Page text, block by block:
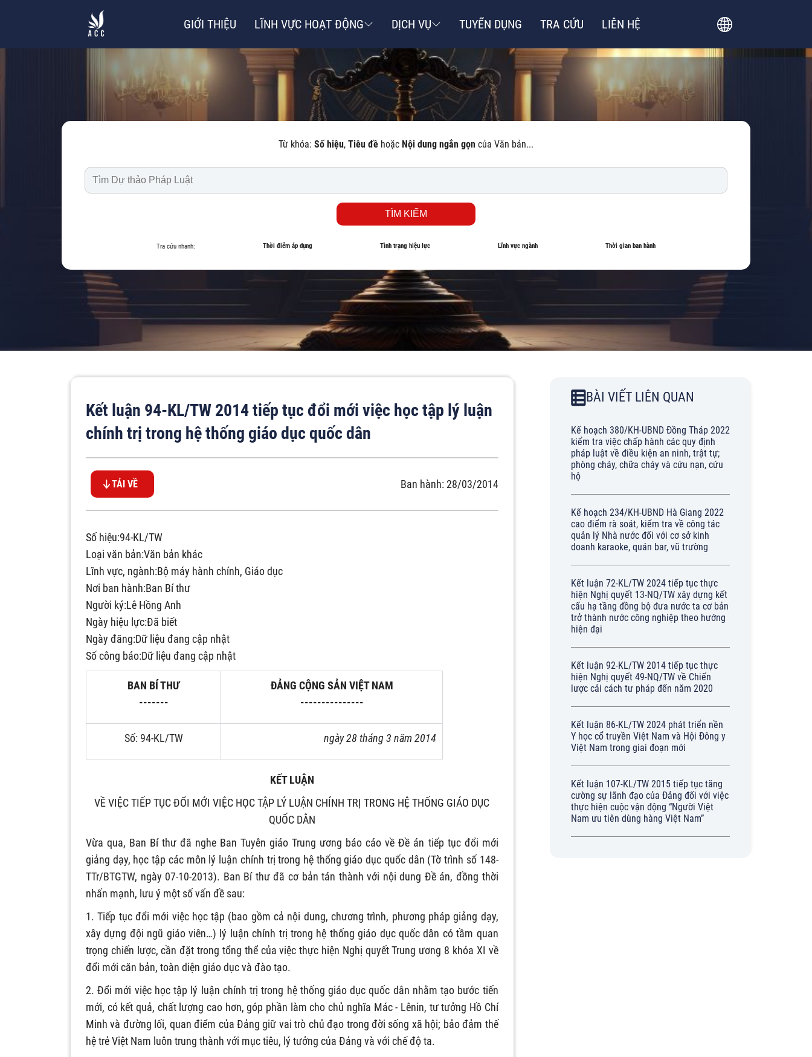
GIỚI THIỆU LĨNH VỰC HOẠT ĐỘNG DỊCH VỤ TUYỂN DỤNG TRA CỨU LIÊN HỆ
Từ khóa: Số hiệu, Tiêu đề hoặc Nội dung ngắn gọn của Văn bản...
TÌM KIẾM
Tra cứu nhanh: Thời điểm áp dụng Tình trạng hiệu lực Lĩnh vực ngành Thời gian ban hành
Kết luận 94-KL/TW 2014 tiếp tục đổi mới việc học tập lý luận
chính trị trong hệ thống giáo dục quốc dân
TẢI VỀ Ban hành: 28/03/2014
Số hiệu:94-KL/TW
Loại văn bản:Văn bản khác
Lĩnh vực, ngành:Bộ máy hành chính, Giáo dục
Nơi ban hành:Ban Bí thư
Người ký:Lê Hồng Anh
Ngày hiệu lực:Đã biết
Ngày đăng:Dữ liệu đang cập nhật
Số công báo:Dữ liệu đang cập nhật
BAN BÍ THƯ
-------
ĐẢNG CỘNG SẢN VIỆT NAM
---------------
Số: 94-KL/TW ngày 28 tháng 3 năm 2014
KẾT LUẬN
VỀ VIỆC TIẾP TỤC ĐỔI MỚI VIỆC HỌC TẬP LÝ LUẬN CHÍNH TRỊ TRONG HỆ THỐNG GIÁO DỤC
QUỐC DÂN
Vừa qua, Ban Bí thư đã nghe Ban Tuyên giáo Trung ương báo cáo về Đề án tiếp tục đổi mới
giảng dạy, học tập các môn lý luận chính trị trong hệ thống giáo dục quốc dân (Tờ trình số 148-
TTr/BTGTW, ngày 07-10-2013). Ban Bí thư đã cơ bản tán thành với nội dung Đề án, đồng thời
nhấn mạnh, lưu ý một số vấn đề sau:
1. Tiếp tục đổi mới việc học tập (bao gồm cả nội dung, chương trình, phương pháp giảng dạy,
xây dựng đội ngũ giáo viên…) lý luận chính trị trong hệ thống giáo dục quốc dân có tầm quan
trọng chiến lược, cần đặt trong tổng thể của việc thực hiện Nghị quyết Trung ương 8 khóa XI về
đổi mới căn bản, toàn diện giáo dục và đào tạo.
2. Đổi mới việc học tập lý luận chính trị trong hệ thống giáo dục quốc dân nhằm tạo bước tiến
mới, có kết quả, chất lượng cao hơn, góp phần làm cho chủ nghĩa Mác - Lênin, tư tưởng Hồ Chí
Minh và đường lối, quan điểm của Đảng giữ vai trò chủ đạo trong đời sống xã hội; bảo đảm thế
hệ trẻ Việt Nam luôn trung thành với mục tiêu, lý tưởng của Đảng và với chế độ ta.
BÀI VIẾT LIÊN QUAN
Kế hoạch 380/KH-UBND Đồng Tháp 2022
kiểm tra việc chấp hành các quy định
pháp luật về điều kiện an ninh, trật tự;
phòng cháy, chữa cháy và cứu nạn, cứu
hộ
Kế hoạch 234/KH-UBND Hà Giang 2022
cao điểm rà soát, kiểm tra về công tác
quản lý Nhà nước đối với cơ sở kinh
doanh karaoke, quán bar, vũ trường
Kết luận 72-KL/TW 2024 tiếp tục thực
hiện Nghị quyết 13-NQ/TW xây dựng kết
cấu hạ tầng đồng bộ đưa nước ta cơ bản
trở thành nước công nghiệp theo hướng
hiện đại
Kết luận 92-KL/TW 2014 tiếp tục thực
hiện Nghị quyết 49-NQ/TW về Chiến
lược cải cách tư pháp đến năm 2020
Kết luận 86-KL/TW 2024 phát triển nền
Y học cổ truyền Việt Nam và Hội Đông y
Việt Nam trong giai đoạn mới
Kết luận 107-KL/TW 2015 tiếp tục tăng
cường sự lãnh đạo của Đảng đối với việc
thực hiện cuộc vận động “Người Việt
Nam ưu tiên dùng hàng Việt Nam”